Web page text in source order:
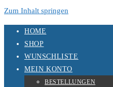
Zum Inhalt springen
HOME
SHOP
WUNSCHLISTE
MEIN KONTO
BESTELLUNGEN